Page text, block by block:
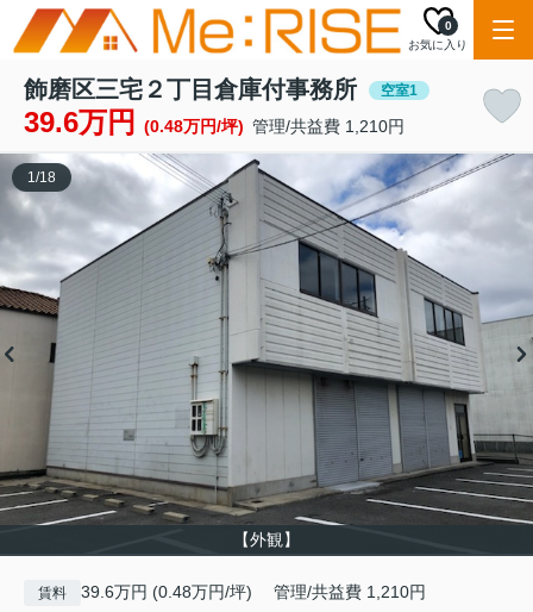
お気に入り
0
飾磨区三宅２丁目倉庫付事務所 空室1
39.6万円 (0.48万円/坪) 管理/共益費 1,210円
【外観】
1/18
賃料 39.6万円 (0.48万円/坪) 管理/共益費 1,210円